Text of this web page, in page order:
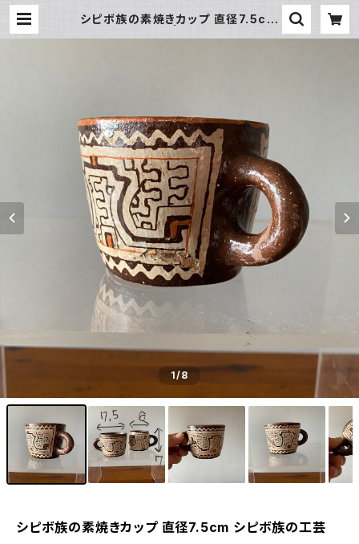
シピボ族の素焼きカップ 直径7.5cm
1/8
シピボ族の素焼きカップ 直径7.5cm シピボ族の工芸